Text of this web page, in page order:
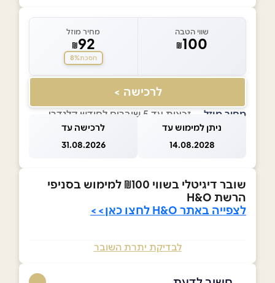
שווי הטבה
₪100
מחיר מוזל
₪92
חסכת8%
לרכישה >
מחיר מוזל — זכאות עד 5 שוברים לחודש קלנדרי
ניתן למימוש עד
14.08.2028
לרכישה עד
31.08.2026
שובר
דיגיטלי בשווי ₪100 למימוש בסניפי
הרשת H&O
לצפייה באתר H&O לחצו כאן>>
לבדיקת יתרת השובר